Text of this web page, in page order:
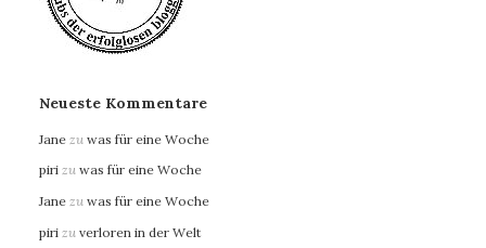
Neueste Kommentare
Jane zu was für eine Woche
piri zu was für eine Woche
Jane zu was für eine Woche
piri zu verloren in der Welt